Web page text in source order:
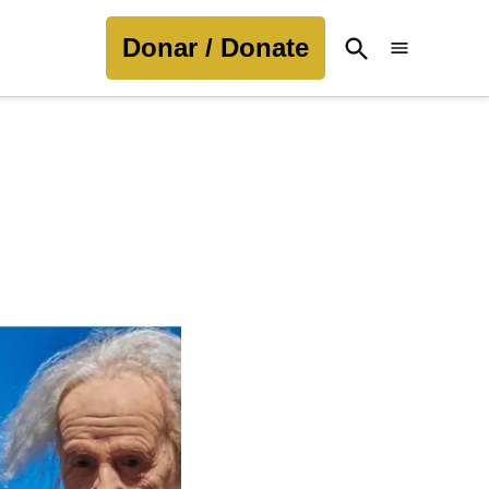
Donar / Donate
Open
Search